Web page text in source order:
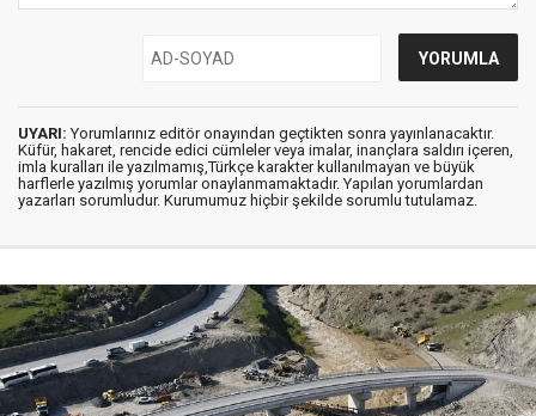
UYARI: Yorumlarınız editör onayından geçtikten sonra yayınlanacaktır.
Küfür, hakaret, rencide edici cümleler veya imalar, inançlara saldırı içeren,
imla kuralları ile yazılmamış,Türkçe karakter kullanılmayan ve büyük
harflerle yazılmış yorumlar onaylanmamaktadır. Yapılan yorumlardan
yazarları sorumludur. Kurumumuz hiçbir şekilde sorumlu tutulamaz.